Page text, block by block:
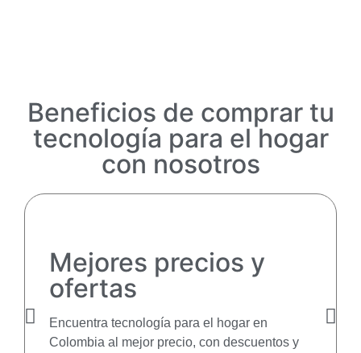
Beneficios de comprar tu
tecnología para el hogar
con nosotros
Mejores precios y
ofertas
Encuentra tecnología para el hogar en
Colombia al mejor precio, con descuentos y